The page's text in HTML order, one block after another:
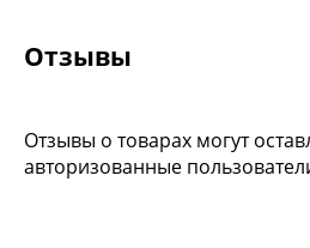
Отзывы
Отзывы о товарах могут
авторизованные